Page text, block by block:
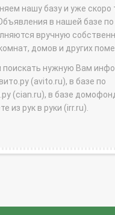
нашу базу и уже скоро
в нашей базе по
вручную
домов и других
поискать нужную Вам
(avito.ru), в базе по
(cian.ru), в базе
из рук в руки (irr.ru).